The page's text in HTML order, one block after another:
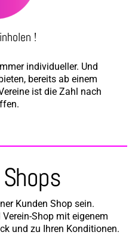
!
individueller. Und
bereits ab einem
ist die Zahl nach
Kunden Shop sein.
Shop mit eigenem
und zu Ihren Konditionen.